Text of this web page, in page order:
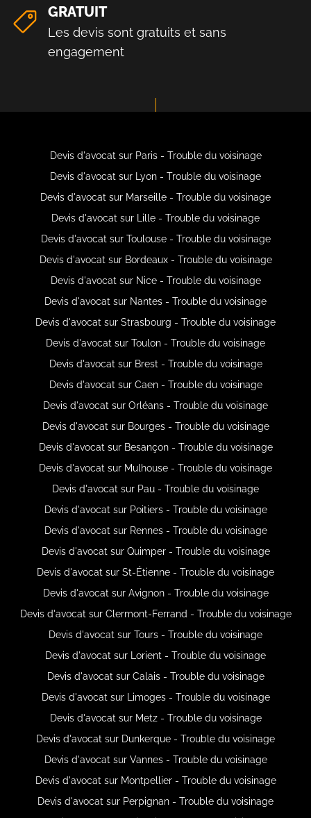
GRATUIT
Les devis sont gratuits et sans
engagement
Devis d'avocat sur Paris - Trouble du voisinage
Devis d'avocat sur Lyon - Trouble du voisinage
Devis d'avocat sur Marseille - Trouble du voisinage
Devis d'avocat sur Lille - Trouble du voisinage
Devis d'avocat sur Toulouse - Trouble du voisinage
Devis d'avocat sur Bordeaux - Trouble du voisinage
Devis d'avocat sur Nice - Trouble du voisinage
Devis d'avocat sur Nantes - Trouble du voisinage
Devis d'avocat sur Strasbourg - Trouble du voisinage
Devis d'avocat sur Toulon - Trouble du voisinage
Devis d'avocat sur Brest - Trouble du voisinage
Devis d'avocat sur Caen - Trouble du voisinage
Devis d'avocat sur Orléans - Trouble du voisinage
Devis d'avocat sur Bourges - Trouble du voisinage
Devis d'avocat sur Besançon - Trouble du voisinage
Devis d'avocat sur Mulhouse - Trouble du voisinage
Devis d'avocat sur Pau - Trouble du voisinage
Devis d'avocat sur Poitiers - Trouble du voisinage
Devis d'avocat sur Rennes - Trouble du voisinage
Devis d'avocat sur Quimper - Trouble du voisinage
Devis d'avocat sur St-Étienne - Trouble du voisinage
Devis d'avocat sur Avignon - Trouble du voisinage
Devis d'avocat sur Clermont-Ferrand - Trouble du voisinage
Devis d'avocat sur Tours - Trouble du voisinage
Devis d'avocat sur Lorient - Trouble du voisinage
Devis d'avocat sur Calais - Trouble du voisinage
Devis d'avocat sur Limoges - Trouble du voisinage
Devis d'avocat sur Metz - Trouble du voisinage
Devis d'avocat sur Dunkerque - Trouble du voisinage
Devis d'avocat sur Vannes - Trouble du voisinage
Devis d'avocat sur Montpellier - Trouble du voisinage
Devis d'avocat sur Perpignan - Trouble du voisinage